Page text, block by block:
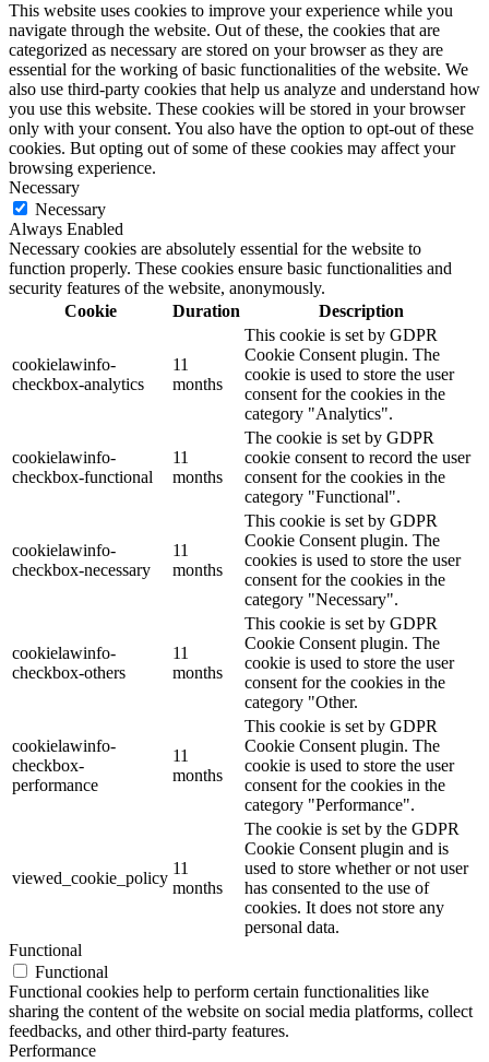
This website uses cookies to improve your experience while you
navigate through the website. Out of these, the cookies that are
categorized as necessary are stored on your browser as they are
essential for the working of basic functionalities of the website. We
also use third-party cookies that help us analyze and understand how
you use this website. These cookies will be stored in your browser
only with your consent. You also have the option to opt-out of these
cookies. But opting out of some of these cookies may affect your
browsing experience.
Necessary
Necessary
Always Enabled
Necessary cookies are absolutely essential for the website to
function properly. These cookies ensure basic functionalities and
security features of the website, anonymously.
Cookie
Duration Description
cookielawinfo-
checkbox-analytics
11
months
This cookie is set by GDPR
Cookie Consent plugin. The
cookie is used to store the user
consent for the cookies in the
category "Analytics".
cookielawinfo-
checkbox-functional
11
months
The cookie is set by GDPR
cookie consent to record the user
consent for the cookies in the
category "Functional".
cookielawinfo-
checkbox-necessary
11
months
This cookie is set by GDPR
Cookie Consent plugin. The
cookies is used to store the user
consent for the cookies in the
category "Necessary".
cookielawinfo-
checkbox-others
11
months
This cookie is set by GDPR
Cookie Consent plugin. The
cookie is used to store the user
consent for the cookies in the
category "Other.
cookielawinfo-
checkbox-
performance
11
months
This cookie is set by GDPR
Cookie Consent plugin. The
cookie is used to store the user
consent for the cookies in the
category "Performance".
viewed_cookie_policy
11
months
The cookie is set by the GDPR
Cookie Consent plugin and is
used to store whether or not user
has consented to the use of
cookies. It does not store any
personal data.
Functional
Functional
Functional cookies help to perform certain functionalities like
sharing the content of the website on social media platforms, collect
feedbacks, and other third-party features.
Performance